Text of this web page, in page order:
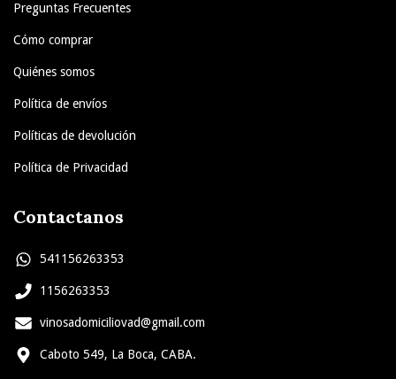
Preguntas Frecuentes
Cómo comprar
Quiénes somos
Política de envíos
Políticas de devolución
Política de Privacidad
Contactanos
541156263353
1156263353
vinosadomiciliovad@gmail.com
Caboto 549, La Boca, CABA.